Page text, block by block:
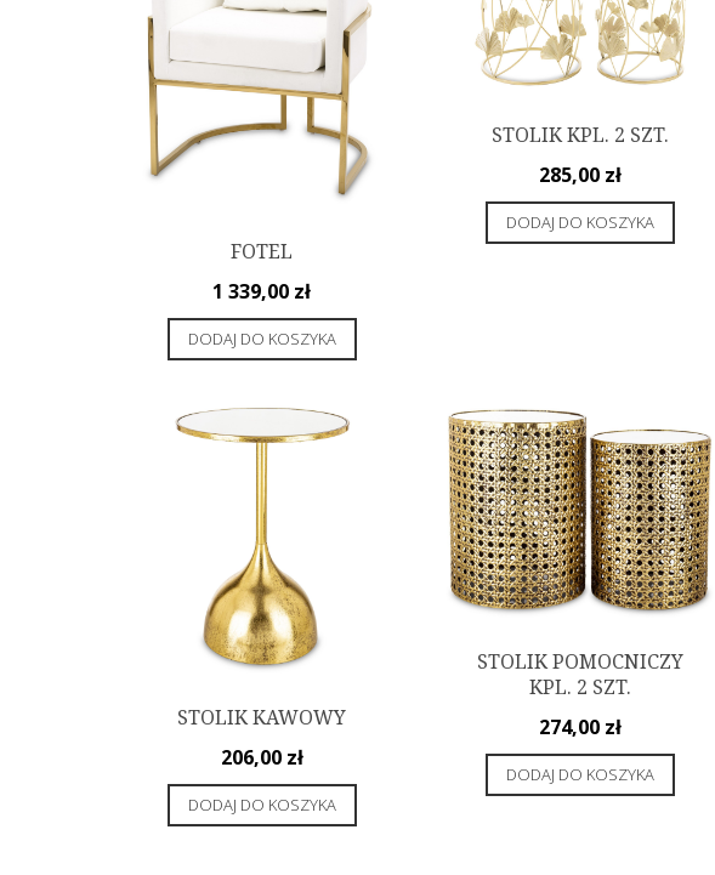
FOTEL
1 339,00 zł
DODAJ DO KOSZYKA
STOLIK KPL. 2 SZT.
285,00 zł
DODAJ DO KOSZYKA
STOLIK KAWOWY
206,00 zł
DODAJ DO KOSZYKA
STOLIK POMOCNICZY
KPL. 2 SZT.
274,00 zł
DODAJ DO KOSZYKA